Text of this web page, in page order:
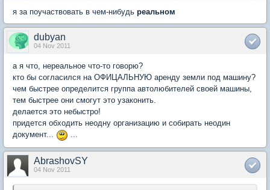
я за поучаствовать в чем-нибудь реальном
dubyan
04 Nov 2011
а я что, нереальное что-то говорю?
кто бы согласился на ОФИЦАЛЬНУЮ аренду земли под машину?
чем быстрее определится группа автолюбителей своей машины,
тем быстрее они смогут это узаконить.
делается это небыстро!
придется обходить неодну организацию и собирать неодин
документ...
...
AbrashovSY
04 Nov 2011